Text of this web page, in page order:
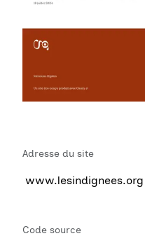
Adresse du site
www.lesindignees.org
Code source